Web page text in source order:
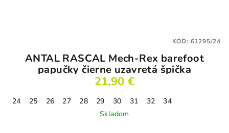
ANTAL RASCAL Mech-Rex barefoot
papučky čierne uzavretá špička
21,90 €
24 25 26 27 28 29 30 31 32
34
Skladom
KÓD: 61295/24